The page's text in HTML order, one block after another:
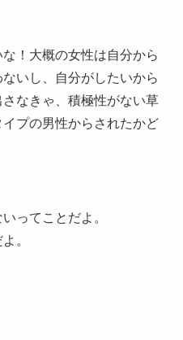
！大概の女性は自分から
いし、自分がしたいから
なきゃ、積極性がない草
プの男性からされたかど
ってことだよ。
。